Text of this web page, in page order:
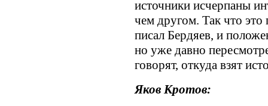
источники исчерпаны
чем другом. Так что
писал Бердяев, и
но уже давно
говорят, откуда взят
Яков Кротов: